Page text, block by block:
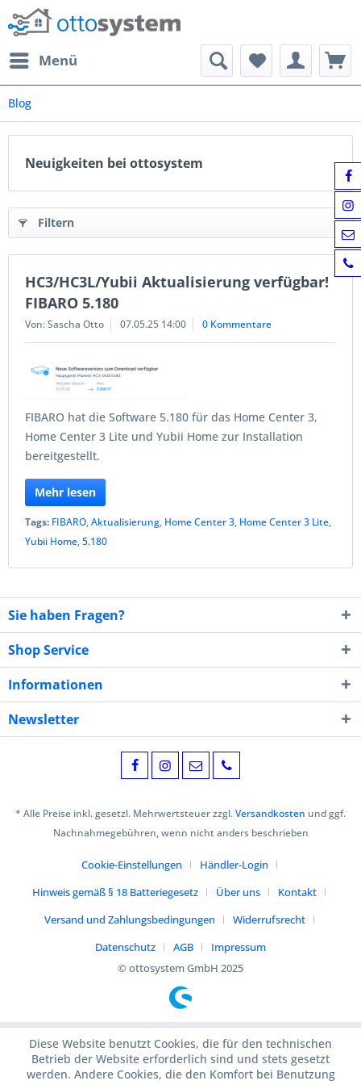
Menü
Blog
Neuigkeiten bei ottosystem
Filtern
HC3/HC3L/Yubii Aktualisierung verfügbar!
FIBARO 5.180
Von: Sascha Otto 07.05.25 14:00 0 Kommentare
FIBARO hat die Software 5.180 für das Home Center 3,
Home Center 3 Lite und Yubii Home zur Installation
bereitgestellt.
Mehr lesen
Tags: FIBARO,Aktualisierung, Home Center 3, Home Center 3 Lite,
Yubii Home,5.180
Sie haben Fragen?
Shop Service
Informationen
Newsletter
* Alle Preise inkl. gesetzl. Mehrwertsteuer zzgl.Versandkosten und ggf.
Nachnahmegebühren, wenn nicht anders beschrieben
Cookie-Einstellungen
Händler-Login
Hinweis gemäß § 18 Batteriegesetz
Über uns
Kontakt
Versand und Zahlungsbedingungen
Widerrufsrecht
Datenschutz
AGB
Impressum
© ottosystem GmbH 2025
Diese Website benutzt Cookies, die für den technischen
Betrieb der Website erforderlich sind und stets gesetzt
werden. Andere Cookies, die den Komfort bei Benutzung